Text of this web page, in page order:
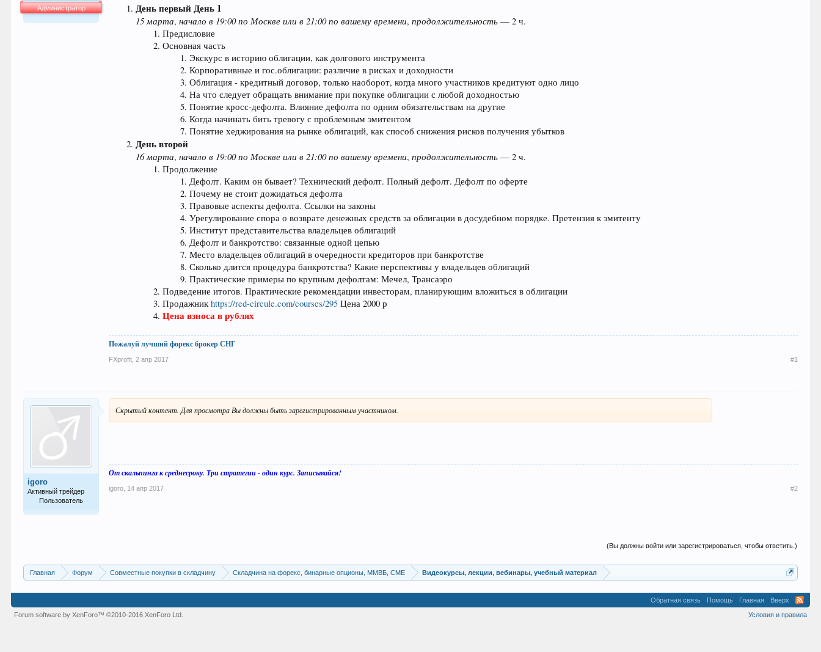
Администратор
День первыйДень 1
15 марта, начало в 19:00 по Москве или в 21:00 по вашему времени, продолжительность — 2 ч.
Предисловие
Основная часть
Экскурс в историю облигации, как долгового инструмента
Корпоративные и гос.облигации: различие в рисках и доходности
Облигация - кредитный договор, только наоборот, когда много участников кредитуют одно лицо
На что следует обращать внимание при покупке облигации с любой доходностью
Понятие кросс-дефолта. Влияние дефолта по одним обязательствам на другие
Когда начинать бить тревогу с проблемным эмитентом
Понятие хеджирования на рынке облигаций, как способ снижения рисков получения убытков
День второй
16 марта, начало в 19:00 по Москве или в 21:00 по вашему времени, продолжительность — 2 ч.
Продолжение
Дефолт. Каким он бывает? Технический дефолт. Полный дефолт. Дефолт по оферте
Почему не стоит дожидаться дефолта
Правовые аспекты дефолта. Ссылки на законы
Урегулирование спора о возврате денежных средств за облигации в досудебном порядке. Претензия к эмитенту
Институт представительства владельцев облигаций
Дефолт и банкротство: связанные одной цепью
Место владельцев облигаций в очередности кредиторов при банкротстве
Сколько длится процедура банкротства? Какие перспективы у владельцев облигаций
Практические примеры по крупным дефолтам: Мечел, Трансаэро
Подведение итогов. Практические рекомендации инвесторам, планирующим вложиться в облигации
Продажникhttps://red-circule.com/courses/295 Цена 2000 р
Цена взноса в рублях
Пожалуй лучший форекс брокер СНГ
FXprofit 2 апр 2017 #1
igoro
Активный трейдер
Пользователь
Скрытый контент. Для просмотра Вы должны быть зарегистрированным участником.
От скальпинга к среднесроку. Три стратегии - один курс. Записывайся!
igoro 14 апр 2017 #2
(Вы должны войти или зарегистрироваться, чтобы ответить.)
Главная Форум Совместные покупки в складчину Складчина на форекс, бинарные опционы, ММВБ, CME Видеокурсы, лекции, вебинары, учебный материал
Обратная связь Помощь Главная
Вверх
Условия и правила
Forum software by XenForo™©2010-2016 XenForo Ltd.